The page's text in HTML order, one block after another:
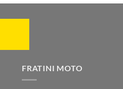
FRATINI MOTO